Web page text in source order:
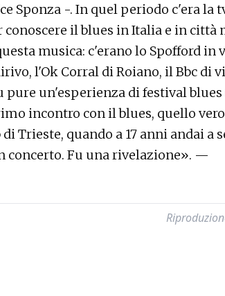
Sponza -. In quel periodo c'era la
conoscere il blues in Italia e in
musica: c'erano lo Spofford in
l'Ok Corral di Roiano, il Bbc di
pure un'esperienza di festival
incontro con il blues, quello
Trieste, quando a 17 anni andai a
concerto. Fu una rivelazione». —